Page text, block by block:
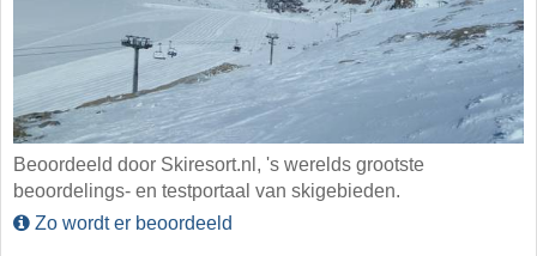
Beoordeeld door Skiresort.nl, 's werelds grootste
beoordelings- en testportaal van skigebieden.
Zo wordt er beoordeeld